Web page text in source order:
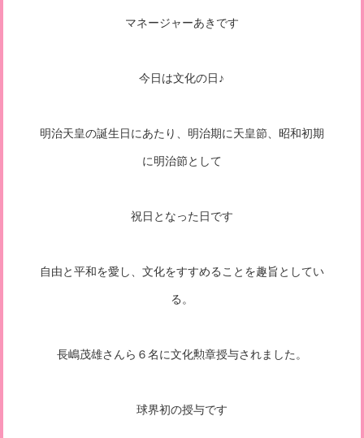
マネージャーあきです
今日は文化の日♪
明治天皇の誕生日にあたり、明治期に天皇節、昭和初期
に明治節として
祝日となった日です
自由と平和を愛し、文化をすすめることを趣旨としてい
る。
長嶋茂雄さんら６名に文化勲章授与されました。
球界初の授与です